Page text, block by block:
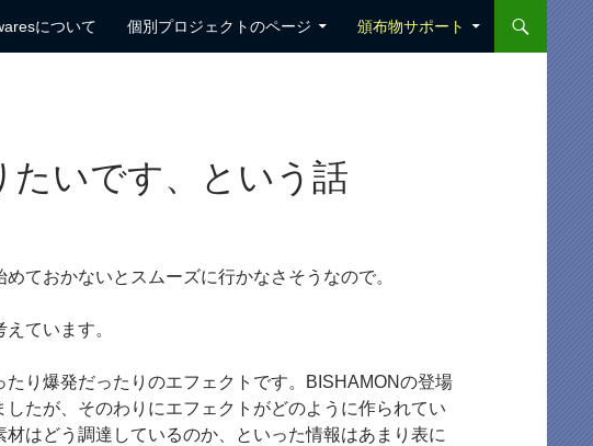
について
個別プロジェクトのページ 頒布物サポート
たいです、という話
ておかないとスムーズに行かなさそうなので。
ています。
り爆発だったりのエフェクトです。BISHAMONの登場
たが、そのわりにエフェクトがどのように作られてい
はどう調達しているのか、といった情報はあまり表に